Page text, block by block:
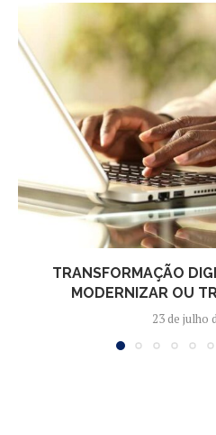
TRANSFORMAÇÃO
MODERNIZAR OU
23 de julho